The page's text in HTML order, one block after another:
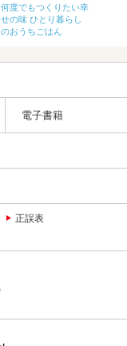
何度でもつくりたい幸
せの味 ひとり暮らし
のおうちごはん
電子書籍
正誤表